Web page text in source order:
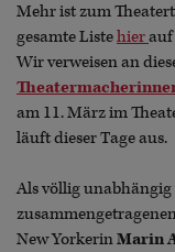
Mehr ist zum
gesamte Listehier
Wir verweisen an
am 11. März im
läuft dieser Tage aus.
Als völlig
New YorkerinMarin